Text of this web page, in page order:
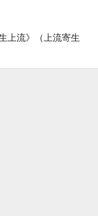
上流》（上流寄生